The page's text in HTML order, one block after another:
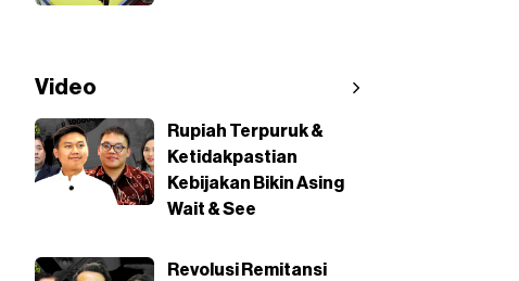
Video
Rupiah Terpuruk &
Ketidakpastian
Kebijakan Bikin Asing
Wait & See
Revolusi Remitansi